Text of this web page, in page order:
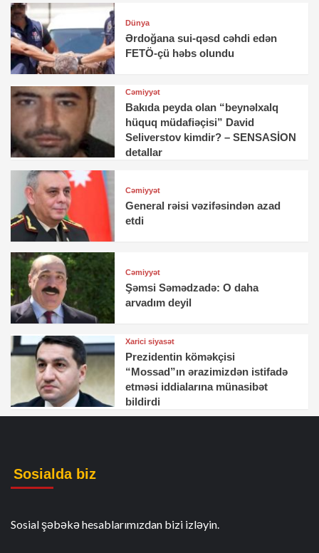
Dünya
Ərdoğana sui-qəsd cəhdi edən
FETÖ-çü həbs olundu
Cəmiyyət
Bakıda peyda olan “beynəlxalq
hüquq müdafiəçisi” David
Seliverstov kimdir? – SENSASİON
detallar
Cəmiyyət
General rəisi vəzifəsindən azad
etdi
Cəmiyyət
Şəmsi Səmədzadə: O daha
arvadım deyil
Xarici siyasət
Prezidentin köməkçisi
“Mossad”ın ərazimizdən istifadə
etməsi iddialarına münasibət
bildirdi
Sosialda biz
Sosial şəbəkə hesablarımızdan bizi izləyin.